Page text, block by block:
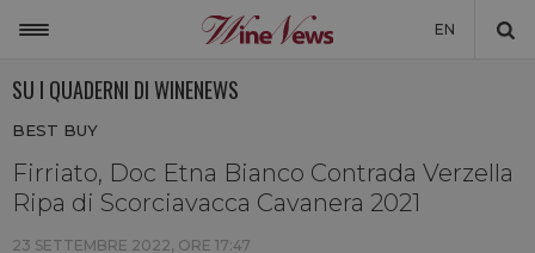
EN
NON SOLO VINO
SU I QUADERNI DI WINENEWS
BEST BUY
Firriato, Doc Etna Bianco Contrada Verzella
Ripa di Scorciavacca Cavanera 2021
23 SETTEMBRE 2022, ORE 17:47